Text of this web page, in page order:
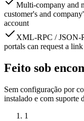
Multi-company and
customer's and
account
XML-RPC / JSON-
portals can request a
Feito sob
Sem configuração por
instalado e com suporte
1